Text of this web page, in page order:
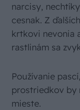
narcisy,
cesnak. Z
krtkovi nevonia
rastlinám sa
Používanie
prostriedkov by
mieste.